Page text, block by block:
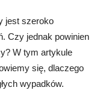
jest szeroko
Czy jednak powinien
W tym artykule
się, dlaczego
wypadków.